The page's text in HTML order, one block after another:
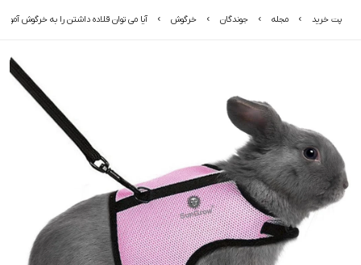
پت خرید مجله جوندگان خرگوش آیا می توان قلاده داشتن را به خرگوش